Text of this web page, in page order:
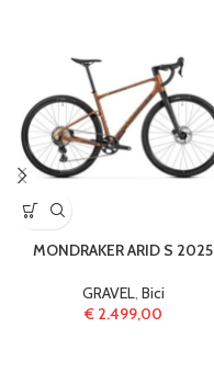
MONDRAKER ARID S 2025
GRAVEL, Bici
€2.499,00